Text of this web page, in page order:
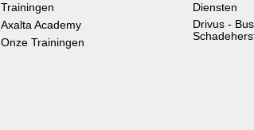
Trainingen
Axalta Academy
Onze Trainingen
Diensten
Drivus -